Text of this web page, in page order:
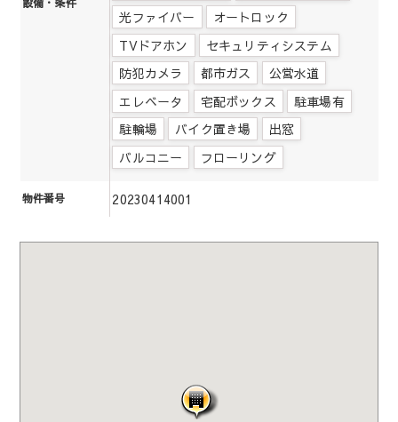
光ファイバー
オートロック
TVドアホン
セキュリティシステム
防犯カメラ
都市ガス
公営水道
エレベータ
宅配ボックス
駐車場有
駐輪場
バイク置き場
出窓
バルコニー
フローリング
物件番号 20230414001